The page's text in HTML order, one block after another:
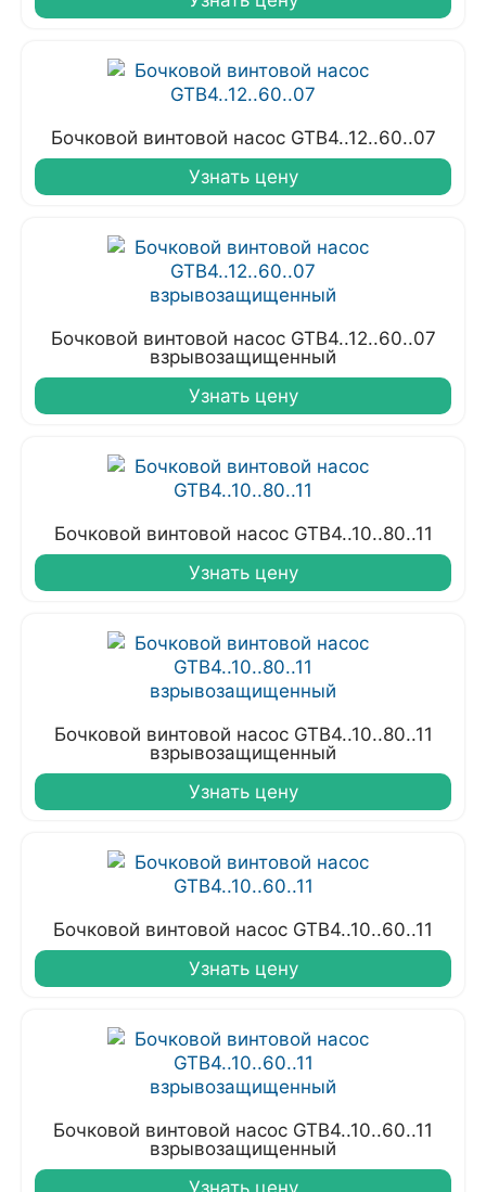
Бочковой винтовой насос GTB4..12..60..07
Узнать цену
Бочковой винтовой насос GTB4..12..60..07
взрывозащищенный
Узнать цену
Бочковой винтовой насос GTB4..10..80..11
Узнать цену
Бочковой винтовой насос GTB4..10..80..11
взрывозащищенный
Узнать цену
Бочковой винтовой насос GTB4..10..60..11
Узнать цену
Бочковой винтовой насос GTB4..10..60..11
взрывозащищенный
Узнать цену